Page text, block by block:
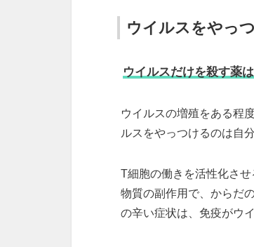
ウイルスをやっ
ウイルスだけを殺す薬
ウイルスの増殖をある程
ルスをやっつけるのは自
T細胞の働きを活性化さ
物質の副作用で、からだ
の辛い症状は、免疫がウ